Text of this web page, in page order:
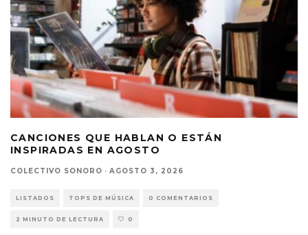
CANCIONES QUE HABLAN O ESTÁN
INSPIRADAS EN AGOSTO
COLECTIVO SONORO · AGOSTO 3, 2026
LISTADOS TOPS DE MÚSICA 0 COMENTARIOS
2 MINUTO DE LECTURA 0